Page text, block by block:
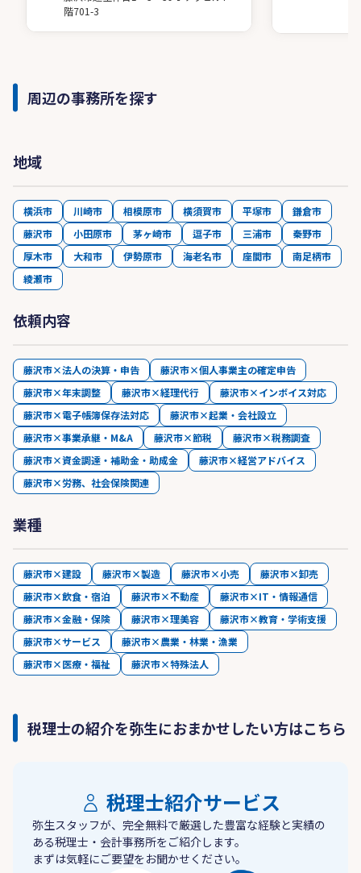
階701-3
周辺の事務所を探す
地域
横浜市 川崎市 相模原市 横須賀市 平塚市
鎌倉市
藤沢市
小田原市 茅ヶ崎市 逗子市 三浦市
秦野市
厚木市
大和市 伊勢原市 海老名市 座間市
南足柄市
綾瀬市
依頼内容
藤沢市×法人の決算・申告
藤沢市×個人事業主の確定申告
藤沢市×年末調整
藤沢市×経理代行
藤沢市×インボイス対応
藤沢市×電子帳簿保存法対応
藤沢市×起業・会社設立
藤沢市×事業承継・M&A
藤沢市×節税
藤沢市×税務調査
藤沢市×資金調達・補助金・助成金
藤沢市×経営アドバイス
藤沢市×労務、社会保険関連
業種
藤沢市×建設 藤沢市×製造 藤沢市×小売
藤沢市×卸売
藤沢市×飲食・宿泊
藤沢市×不動産
藤沢市×IT・情報通信
藤沢市×金融・保険
藤沢市×理美容
藤沢市×教育・学術支援
藤沢市×サービス
藤沢市×農業・林業・漁業
藤沢市×医療・福祉
藤沢市×特殊法人
税理士の紹介を弥生におまかせしたい方はこちら
税理士紹介サービス
弥生スタッフが、完全無料で厳選した豊富な経験と実績の
ある税理士・会計事務所をご紹介します。
まずは気軽にご要望をお聞かせください。